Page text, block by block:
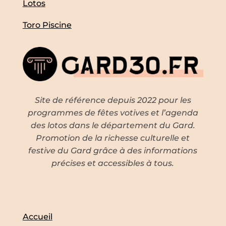
Lotos
Toro Piscine
Site de référence depuis 2022 pour les
programmes de fêtes votives et l’agenda
des lotos dans le département du Gard.
Promotion de la richesse culturelle et
festive du Gard grâce à des informations
précises et accessibles à tous.
Accueil